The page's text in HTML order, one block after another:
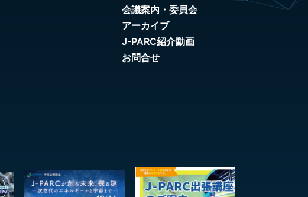
会議案内・委員会
アーカイブ
J-PARC紹介動画
お問合せ